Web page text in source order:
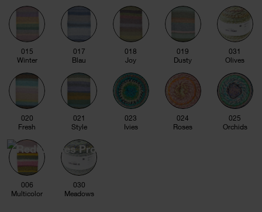
015
Winter
017
Blau
018
Joy
019
Dusty
031
Olives
020
Fresh
021
Style
023
Ivies
024
Roses
025
Orchids
006
Multicolor
030
Meadows